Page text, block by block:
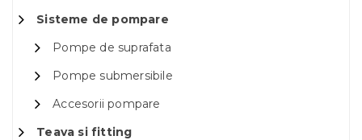
Sisteme de pompare
Pompe de suprafata
Pompe submersibile
Accesorii pompare
Teava si fitting